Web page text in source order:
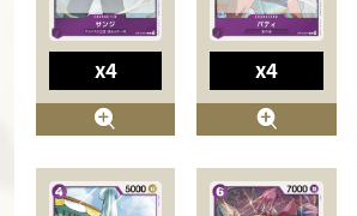
x4 x4